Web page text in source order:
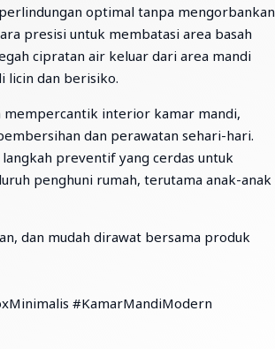
optimal tanpa mengorbankan
presisi untuk membatasi area basah
cipratan air keluar dari area mandi
licin dan berisiko.
mempercantik interior kamar mandi,
dan perawatan sehari-hari.
preventif yang cerdas untuk
penghuni rumah, terutama anak-anak
dan mudah dirawat bersama produk
#KamarMandiModern